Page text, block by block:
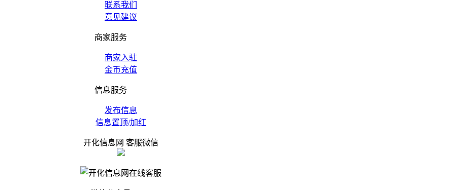
联系我们
意见建议
商家服务
商家入驻
金币充值
信息服务
发布信息
信息置顶/加红
开化信息网 客服微信